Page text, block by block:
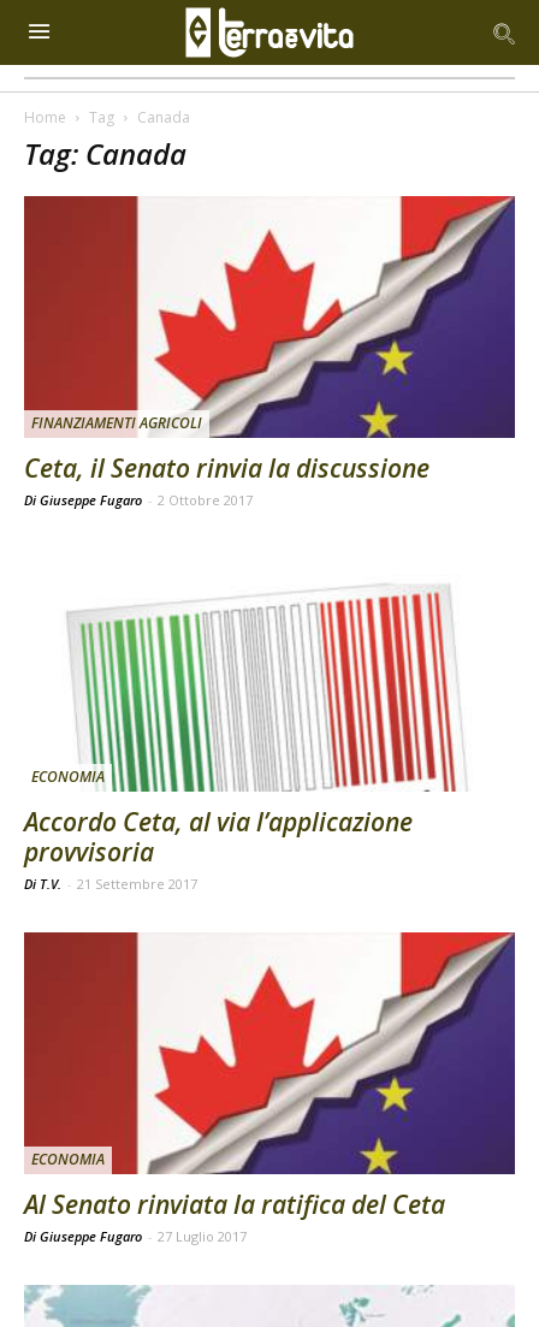
Home Tag Canada
Tag: Canada
FINANZIAMENTI AGRICOLI
Ceta, il Senato rinvia la discussione
Di Giuseppe Fugaro - 2 Ottobre 2017
ECONOMIA
Accordo Ceta, al via l’applicazione
provvisoria
Di T.V. - 21 Settembre 2017
ECONOMIA
Al Senato rinviata la ratifica del Ceta
Di Giuseppe Fugaro - 27 Luglio 2017